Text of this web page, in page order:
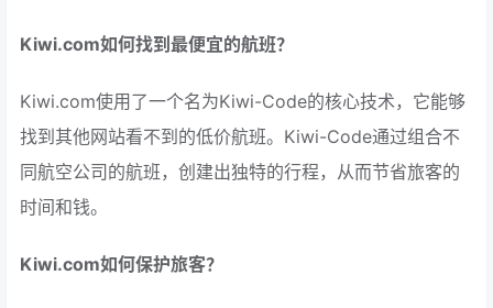
Kiwi.com如何找到最便宜的航班？
Kiwi.com使用了一个名为Kiwi-Code的核心技术，它能够
找到其他网站看不到的低价航班。Kiwi-Code通过组合不
同航空公司的航班，创建出独特的行程，从而节省旅客的
时间和钱。
Kiwi.com如何保护旅客？